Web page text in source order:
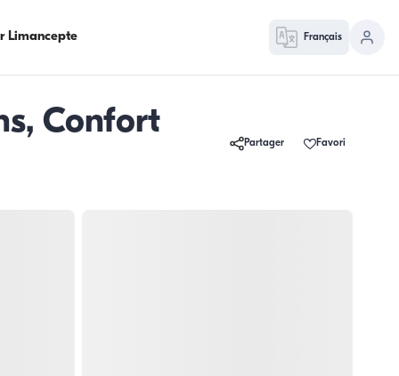
Limancepte Français
Confort
Partager Favori